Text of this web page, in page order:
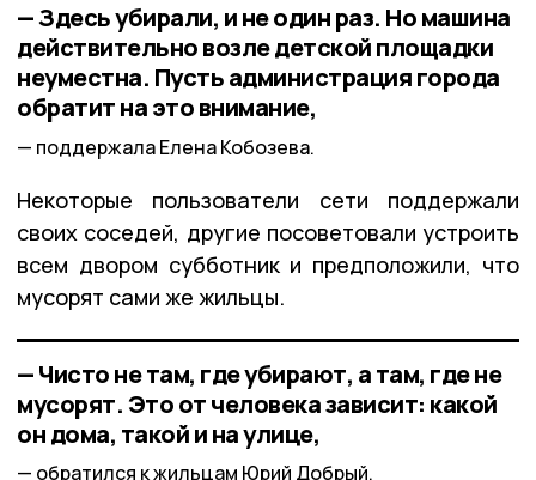
— Здесь убирали, и не один раз. Но машина
действительно возле детской площадки
неуместна. Пусть администрация города
обратит на это внимание,
поддержала Елена Кобозева.
Некоторые пользователи сети поддержали
своих соседей, другие посоветовали устроить
всем двором субботник и предположили, что
мусорят сами же жильцы.
— Чисто не там, где убирают, а там, где не
мусорят. Это от человека зависит: какой
он дома, такой и на улице,
обратился к жильцам Юрий Добрый.